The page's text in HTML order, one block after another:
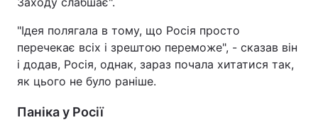
"Ідея полягала в тому, що Росія просто
перечекає всіх і зрештою переможе", - сказав він
і додав, Росія, однак, зараз почала хитатися так,
як цього не було раніше.
Паніка у Росії